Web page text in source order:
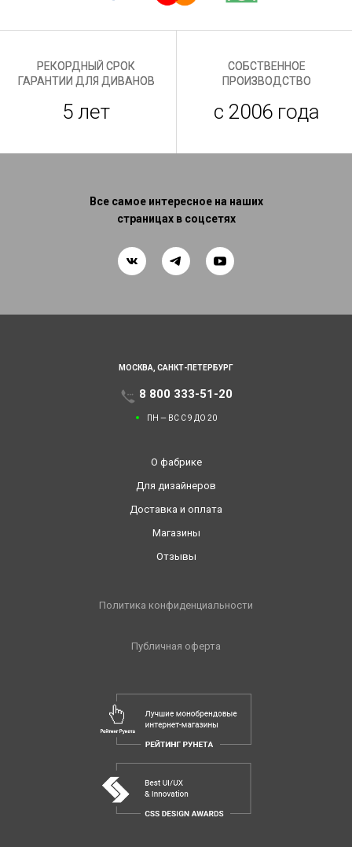
РЕКОРДНЫЙ СРОК
ГАРАНТИИ ДЛЯ ДИВАНОВ
5 лет
СОБСТВЕННОЕ
ПРОИЗВОДСТВО
с 2006 года
Все самое интересное на наших
страницах в соцсетях
МОСКВА, САНКТ-ПЕТЕРБУРГ
8 800 333-51-20
ПН — ВС С 9 ДО 20
О фабрике
Для дизайнеров
Доставка и оплата
Магазины
Отзывы
Политика конфиденциальности
Публичная оферта